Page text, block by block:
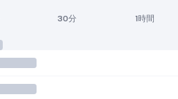
30分 1時間